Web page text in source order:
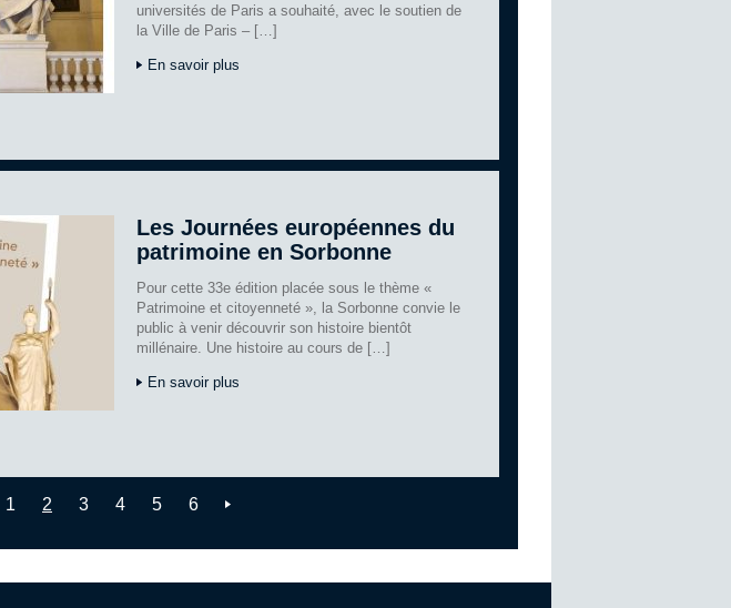
universités de Paris a souhaité, avec le soutien de
la Ville de Paris – […]
En savoir plus
Les Journées européennes du
patrimoine en Sorbonne
Pour cette 33e édition placée sous le thème «
Patrimoine et citoyenneté », la Sorbonne convie le
public à venir découvrir son histoire bientôt
millénaire. Une histoire au cours de […]
En savoir plus
1 2 3 4 5 6